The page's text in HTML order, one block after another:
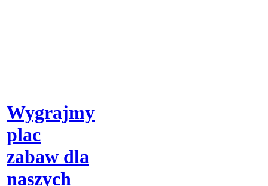
Wygrajmy
plac
zabaw dla
naszych